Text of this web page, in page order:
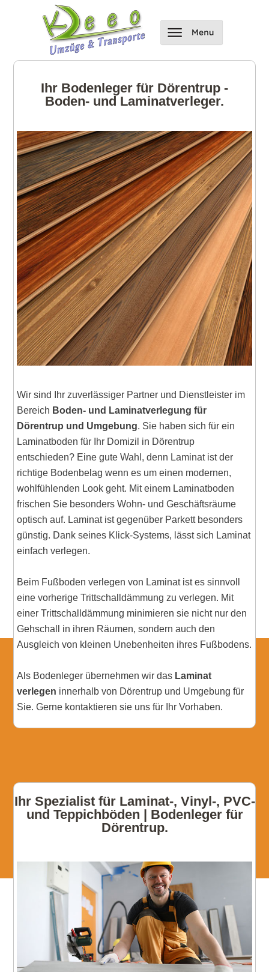
Ihr Bodenleger für Dörentrup -
Boden- und Laminatverleger.
Wir sind Ihr zuverlässiger Partner und Dienstleister im
Bereich Boden- und Laminatverlegung für
Dörentrup und Umgebung. Sie haben sich für ein
Laminatboden für Ihr Domizil in Dörentrup
entschieden? Eine gute Wahl, denn Laminat ist der
richtige Bodenbelag wenn es um einen modernen,
wohlfühlenden Look geht. Mit einem Laminatboden
frischen Sie besonders Wohn- und Geschäftsräume
optisch auf. Laminat ist gegenüber Parkett besonders
günstig. Dank seines Klick-Systems, lässt sich Laminat
einfach verlegen.
Beim Fußboden verlegen von Laminat ist es sinnvoll
eine vorherige Trittschalldämmung zu verlegen. Mit
einer Trittschalldämmung minimieren sie nicht nur den
Gehschall in ihren Räumen, sondern auch den
Ausgleich von kleinen Unebenheiten ihres Fußbodens.
Als Bodenleger übernehmen wir das Laminat
verlegen innerhalb von Dörentrup und Umgebung für
Sie. Gerne kontaktieren sie uns für Ihr Vorhaben.
Ihr Spezialist für Laminat-, Vinyl-, PVC-
und Teppichböden | Bodenleger für
Dörentrup.